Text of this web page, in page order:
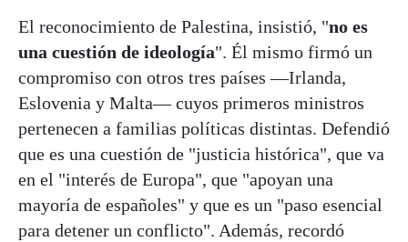
El reconocimiento de Palestina, insistió, "no es
una cuestión de ideología". Él mismo firmó un
compromiso con otros tres países —Irlanda,
Eslovenia y Malta— cuyos primeros ministros
pertenecen a familias políticas distintas. Defendió
que es una cuestión de "justicia histórica", que va
en el "interés de Europa", que "apoyan una
mayoría de españoles" y que es un "paso esencial
para detener un conflicto". Además, recordó